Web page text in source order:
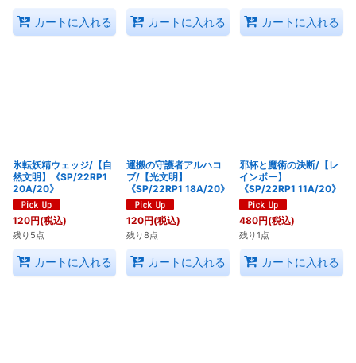
カートに入れる カートに入れる カートに入れる
氷転妖精ウェッジ/【自
然文明】《SP/22RP1
20A/20》
120円(税込)
残り5点
カートに入れる
運搬の守護者アルハコ
ブ/【光文明】
《SP/22RP1 18A/20》
120円(税込)
残り8点
カートに入れる
邪杯と魔術の決断/【レ
インボー】
《SP/22RP1 11A/20》
480円(税込)
残り1点
カートに入れる